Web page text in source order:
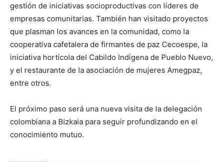
gestión de iniciativas socioproductivas con líderes de
empresas comunitarias. También han visitado proyectos
que plasman los avances en la comunidad, como la
cooperativa cafetalera de firmantes de paz Cecoespe, la
iniciativa hortícola del Cabildo Indígena de Pueblo Nuevo,
y el restaurante de la asociación de mujeres Amegpaz,
entre otros.
El próximo paso será una nueva visita de la delegación
colombiana a Bizkaia para seguir profundizando en el
conocimiento mutuo.